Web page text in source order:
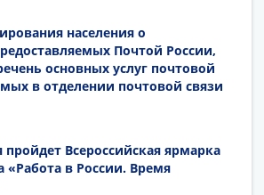
населения о
Почтой России,
основных услуг почтовой
в отделении почтовой связи
пройдет Всероссийская ярмарка
«Работа в России. Время